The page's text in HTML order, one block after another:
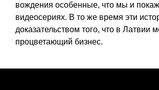
вождения особенные, что мы и
видеосериях. В то же время эти
доказательством того, что в Латвии
процветающий бизнес.